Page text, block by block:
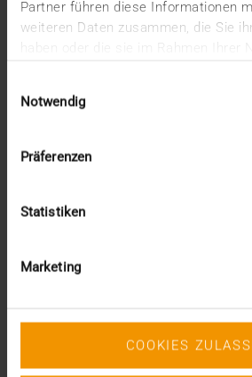
Partner führen diese Informationen
weiteren Daten zusammen, die Sie
Notwendig
Präferenzen
Statistiken
Marketing
COOKIES
Vom Kutschbock aus die
30.07.2019